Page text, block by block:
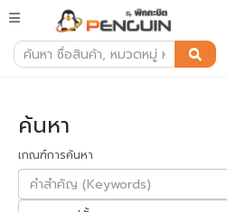
ค้นหา
ค้นหา
เกณฑ์การค้นหา